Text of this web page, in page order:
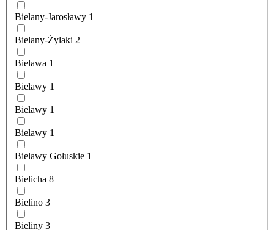
Bielany-Jarosławy 1
Bielany-Żylaki 2
Bielawa 1
Bielawy 1
Bielawy 1
Bielawy 1
Bielawy Gołuskie 1
Bielicha 8
Bielino 3
Bieliny 3